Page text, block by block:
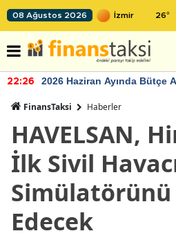
08 Ağustos 2026 26°
22:26 2026 Haziran Ayında Bütçe
FinansTaksi Haberler
HAVELSAN,
İlk Sivil
Edecek